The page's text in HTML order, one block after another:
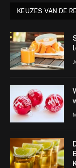
KEUZES VAN DE